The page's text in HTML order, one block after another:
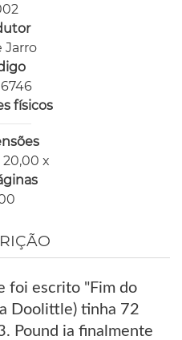
Jarro
físicos
20,00 x
foi escrito "Fim do
Doolittle) tinha 72
Pound ia finalmente